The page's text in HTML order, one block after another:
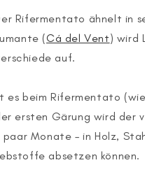
Rifermentato ähnelt in
(Cá del Vent) wird
auf.
es beim Rifermentato
ersten Gärung wird der
paar Monate – in Holz,
absetzen können.